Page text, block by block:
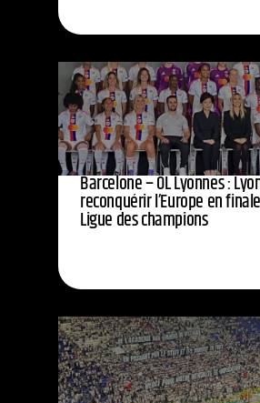
Barcelone – OL Lyonnes :
reconquérir l’Europe en
Ligue des champions